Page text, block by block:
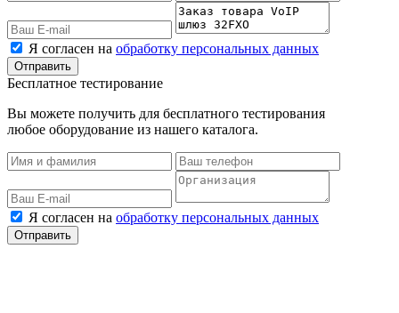
Я согласен на обработку персональных данных
Бесплатное тестирование
Вы можете получить для бесплатного тестирования
любое оборудование из нашего каталога.
Я согласен на обработку персональных данных